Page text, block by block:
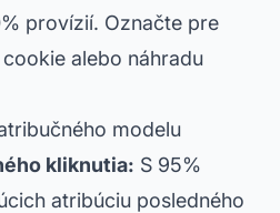
provízií. Označte pre
alebo náhradu
modelu
kliknutia: S 95%
atribúciu posledného